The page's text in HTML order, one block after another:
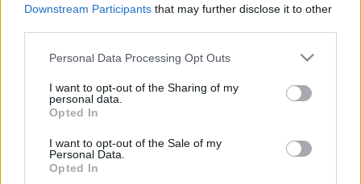
Downstream Participants that may further disclose it to other
Please note that this website/app uses one or more Google
not limited to your visit or usage behaviour. You may click to
grant or deny consent to Google and its third-party tags to
use your data for below specified purposes in below Google
consent section.
Personal Data Processing Opt Outs
I want to opt-out of the Sharing of my
personal data.
Opted In
I want to opt-out of the Sale of my
Personal Data.
Opted In
ORBÁN VIKTOR 23% - MAGYAR PÉTER 50%
2025. november. 17. 09:18
Nagyon vezet a Tisza Párt elnöke a politikusok népszerűségi
versenyében.
A MI HAZÁNK AZONNAL ALÁÍRNÁ A TISZA
ETIKAI KÓDEXÉT, HA AZ ÉRINTENÉ A
FACEBOOK POLITIKAI BEFOLYÁSÁT IS
2025. november. 12. 08:11
Toroczkaiék hét ponttal egészítenék ki a többpárti
megállapodást.